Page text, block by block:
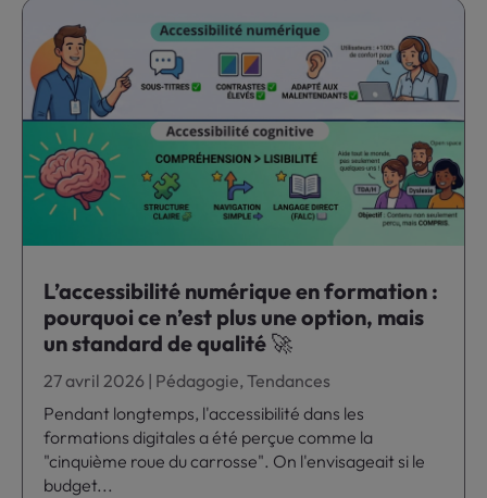
L’accessibilité numérique en formation :
pourquoi ce n’est plus une option, mais
un standard de qualité 🚀
27 avril 2026 | Pédagogie,Tendances
Pendant longtemps, l'accessibilité dans les
formations digitales a été perçue comme la
"cinquième roue du carrosse". On l'envisageait si le
budget...